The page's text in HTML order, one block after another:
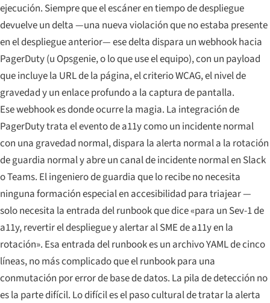
ejecución. Siempre que el escáner en tiempo de despliegue
devuelve un delta —una nueva violación que no estaba presente
en el despliegue anterior— ese delta dispara un webhook hacia
PagerDuty (u Opsgenie, o lo que use el equipo), con un payload
que incluye la URL de la página, el criterio WCAG, el nivel de
gravedad y un enlace profundo a la captura de pantalla.
Ese webhook es donde ocurre la magia. La integración de
PagerDuty trata el evento de a11y como un incidente normal
con una gravedad normal, dispara la alerta normal a la rotación
de guardia normal y abre un canal de incidente normal en Slack
o Teams. El ingeniero de guardia que lo recibe no necesita
ninguna formación especial en accesibilidad para triajear —
solo necesita la entrada del runbook que dice «para un Sev-1 de
a11y, revertir el despliegue y alertar al SME de a11y en la
rotación». Esa entrada del runbook es un archivo YAML de cinco
líneas, no más complicado que el runbook para una
conmutación por error de base de datos. La pila de detección no
es la parte difícil. Lo difícil es el paso cultural de tratar la alerta